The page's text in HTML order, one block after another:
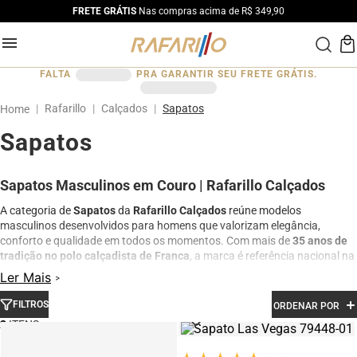
FRETE GRÁTIS Nas compras acima de R$ 349,90
FALTA PRA GARANTIR SEU FRETE GRÁTIS.
Rafarillo Calçados Sapatos
Sapatos
Sapatos Masculinos em Couro | Rafarillo Calçados
A categoria deSapatosda Rafarillo Calçados reúne modelos
masculinos desenvolvidos para homens que valorizam elegância,
conforto e qualidade em todos os momentos. Com mais de35 anos de
tradição no polo calçadista de Franca, a marca é referência nacional na
fabricação de calçados em couro legítimo.
Aqui você encontra
com acabamento
premium, design sofisticado e excelente durabilidade. São modelos
ideais para trabalho, eventos sociais, compromissos profissionais e uso
diário, sempre com foco em conforto e estilo.
Ler Mais
FILTROS ORDENAR POR
2